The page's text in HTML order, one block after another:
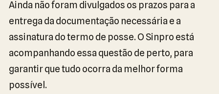
Ainda não foram divulgados os prazos para a
entrega da documentação necessária e a
assinatura do termo de posse. O Sinpro está
acompanhando essa questão de perto, para
garantir que tudo ocorra da melhor forma
possível.